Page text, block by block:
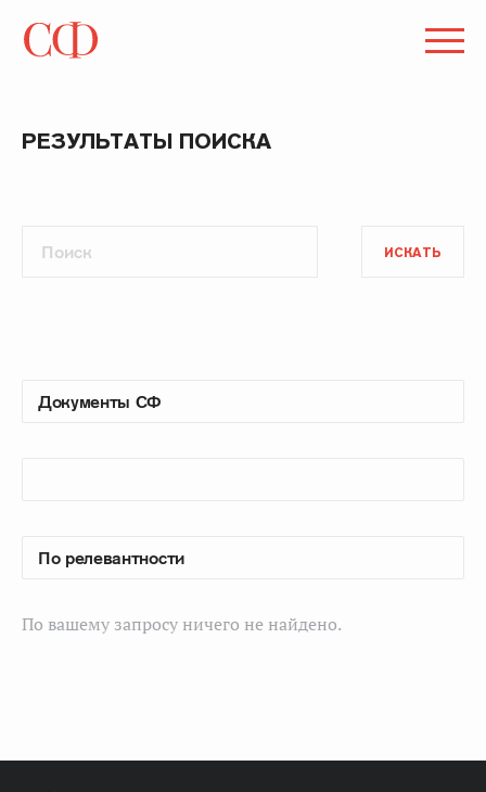
РЕЗУЛЬТАТЫ ПОИСКА
ИСКАТЬ
По вашему запросу ничего не найдено.